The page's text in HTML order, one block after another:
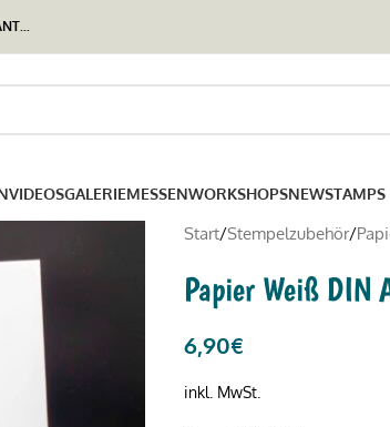
VIDEOSGALERIEMESSENWORKSHOPSNEWSTAMPS
Start/Stempelzubehör/
Papier Weiß
6,90€
inkl. MwSt.